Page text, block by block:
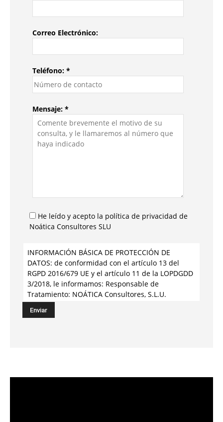
Correo Electrónico:
Teléfono: *
Mensaje: *
He leído y acepto la política de privacidad de
Noática Consultores SLU
INFORMACIÓN BÁSICA DE PROTECCIÓN DE
DATOS: de conformidad con el artículo 13 del
RGPD 2016/679 UE y el artículo 11 de la LOPDGDD
3/2018, le informamos: Responsable de
Tratamiento: NOÁTICA Consultores, S.L.U.
www.noatica.es B91501254. Base de Legitimación
del tratamiento: el consentimiento (Art. 6.1 a)
datos personales objeto de tratamiento. Sus